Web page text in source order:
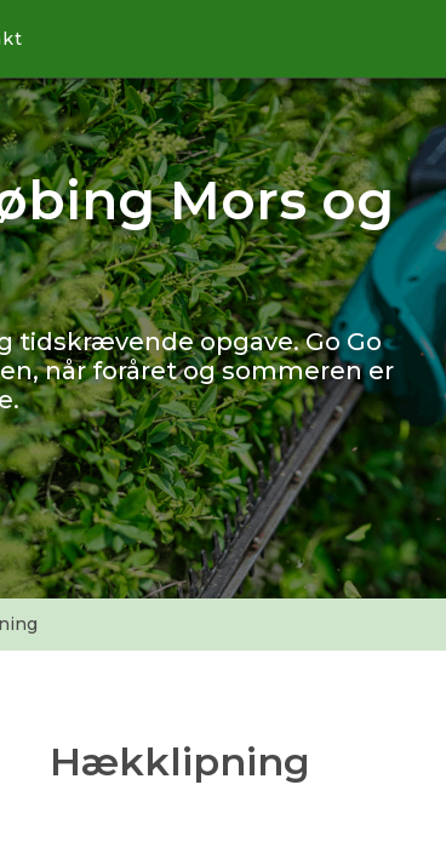
Mors og
opgave. Go Go
når foråret og sommeren er
Hækklipning